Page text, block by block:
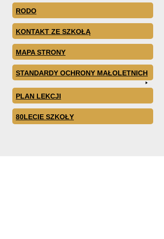
RODO
KONTAKT ZE SZKOŁĄ
MAPA STRONY
STANDARDY OCHRONY MAŁOLETNICH
PLAN LEKCJI
80LECIE SZKOŁY